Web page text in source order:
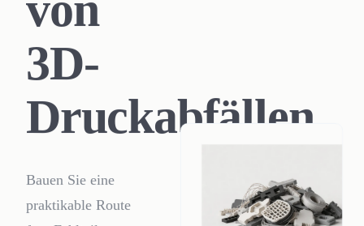
3D-
Druckabfällen
Bauen Sie eine
praktikable Route